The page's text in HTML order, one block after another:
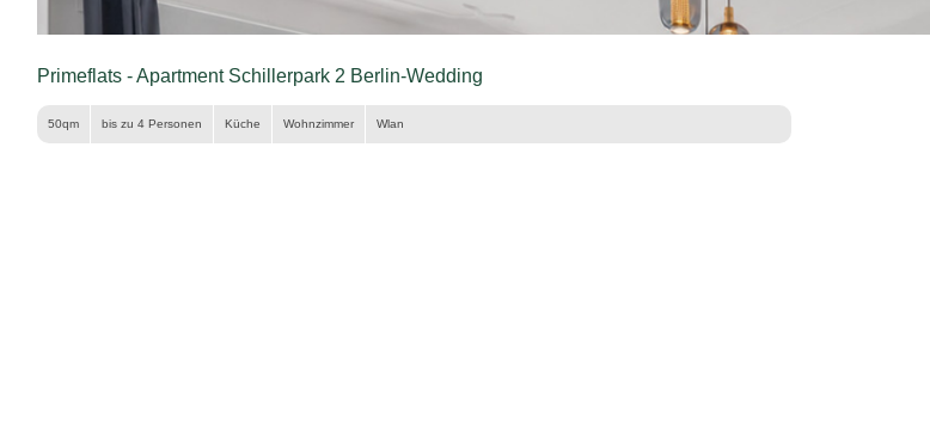
Primeflats - Apartment Schillerpark 2 Berlin-Wedding
50qm bis zu 4 Personen Küche Wohnzimmer Wlan